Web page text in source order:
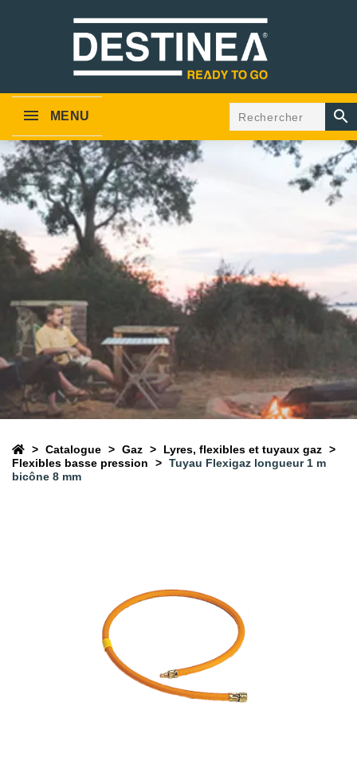
MENU 
Catalogue Gaz
Lyres, flexibles et tuyaux gaz
Flexibles basse pression
Tuyau Flexigaz longueur 1 m
bicône 8 mm